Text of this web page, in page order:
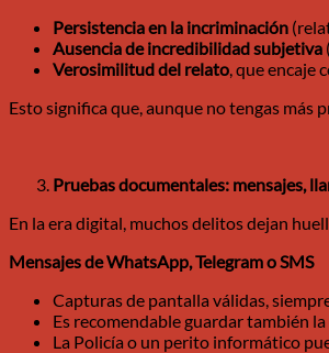
Persistencia en la incriminación
Ausencia de incredibilidad subjetiva
Verosimilitud del relato, que encaje
Esto significa que, aunque no tengas
Pruebas documentales: mensajes,
En la era digital, muchos delitos dejan
Mensajes de WhatsApp, Telegram o SMS
Capturas de pantalla válidas,
Es recomendable guardar también la
La Policía o un perito informático